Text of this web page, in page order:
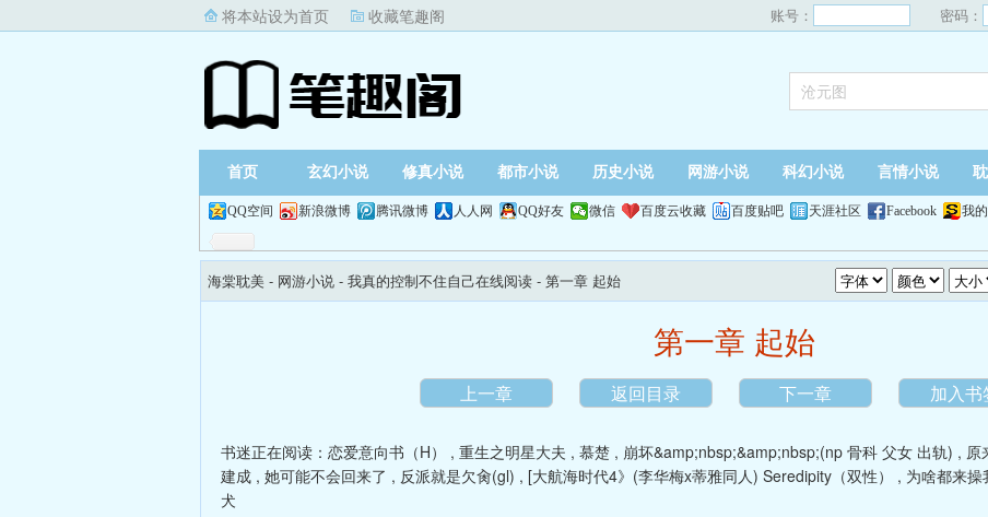
将本站设为首页 收藏笔趣阁 账号： 密码：
首页 玄幻小说 修真小说 都市小说 历史小说 网游小说 科幻小说 言情小说
QQ空间 新浪微博 腾讯微博 人人网 QQ好友 微信 百度云收藏 百度贴吧 天涯社区 Facebook 我
海棠耽美 - 网游小说 - 我真的控制不住自己在线阅读 - 第一章 起始
第一章 起始
上一章 返回目录 下一章 加入书
书迷正在阅读： 恋爱意向书（H） , 重生之明星大夫 , 慕楚 , 崩坏&amp;nbsp;&amp;nbsp;(np 骨科 父女 出轨) , 原
建成 , 她可能不会回来了 , 反派就是欠肏(gl) , [大航海时代4》(李华梅x蒂雅同人) Seredipity（双性） , 为啥都来操
犬